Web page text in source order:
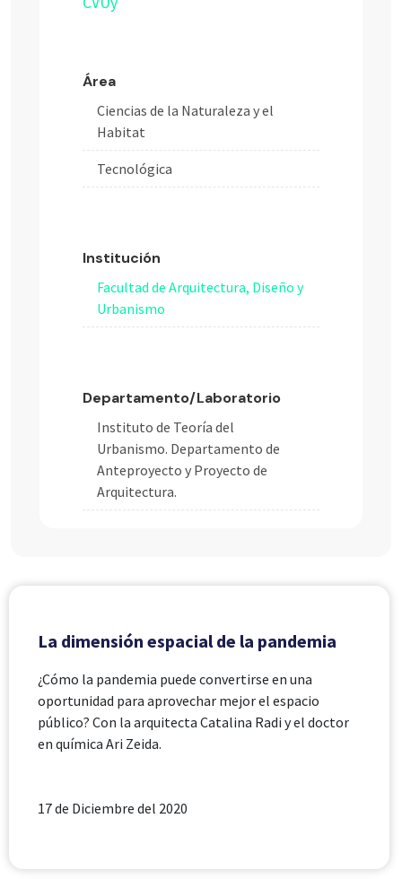
Área
Ciencias de la Naturaleza y el
Habitat
Tecnológica
Institución
Facultad de Arquitectura, Diseño y
Urbanismo
Departamento/Laboratorio
Instituto de Teoría del
Urbanismo. Departamento de
Anteproyecto y Proyecto de
Arquitectura.
La dimensión espacial de la pandemia
¿Cómo la pandemia puede convertirse en una
oportunidad para aprovechar mejor el espacio
público? Con la arquitecta Catalina Radi y el doctor
en química Ari Zeida.
17 de Diciembre del 2020